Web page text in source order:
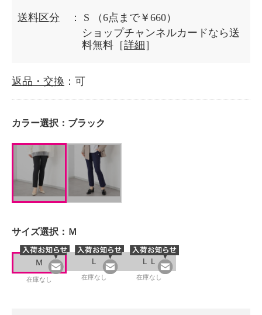
送料区分 ： S
（6点まで￥660）
ショップチャンネルカードなら送
料無料［詳細 ］
返品・交換 ：可
カラー選択： ブラック
サイズ選択： Ｍ
Ｍ
在庫なし
Ｌ
在庫なし
ＬＬ
在庫なし